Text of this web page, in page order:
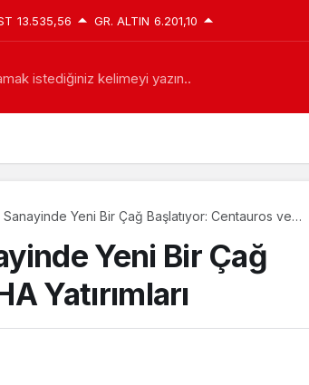
13.535,56 GR. ALTIN 6.201,10
istediğiniz kelimeyi yazın..
Yeni Bir Çağ Başlatıyor: Centauros ve
Yeni Bir Çağ
Yatırımları